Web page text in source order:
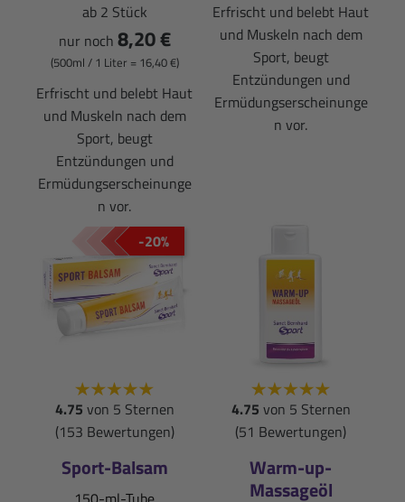
ab 2 Stück
nur noch 8,20 €
(500ml / 1 Liter = 16,40 €)
Erfrischt und belebt Haut
und Muskeln nach dem
Sport, beugt
Entzündungen und
Ermüdungserscheinunge
n vor.
Erfrischt und belebt Haut
und Muskeln nach dem
Sport, beugt
Entzündungen und
Ermüdungserscheinunge
n vor.
-20%
4.75 von 5 Sternen
(153 Bewertungen)
Sport-Balsam
4.75 von 5 Sternen
(51 Bewertungen)
Warm-up-
Massageöl